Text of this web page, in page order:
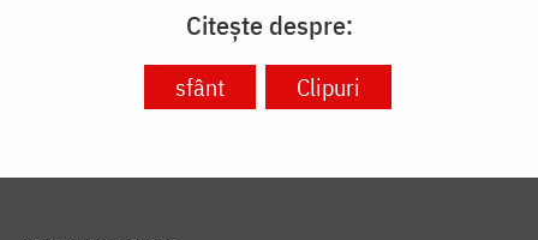
Citește despre:
sfânt Clipuri